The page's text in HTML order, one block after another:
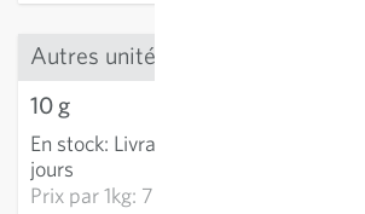
Autres unités
10 g
En stock: Livraison 2-4
jours
Prix par1kg: 707.94 CHF